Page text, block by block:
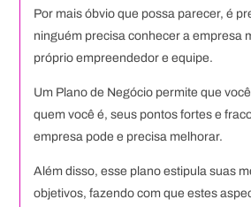
Por mais óbvio que possa parecer, é
ninguém precisa conhecer a empresa
próprio empreendedor e equipe.
Um Plano de Negócio permite que
quem você é, seus pontos fortes e
empresa pode e precisa melhorar.
Além disso, esse plano estipula suas
objetivos, fazendo com que estes